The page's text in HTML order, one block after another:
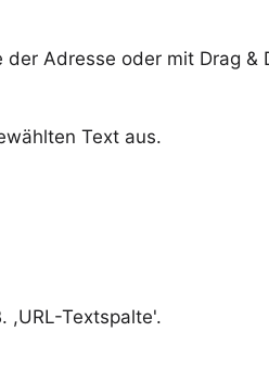
Adresse oder mit Drag &
Text aus.
,URL-Textspalte'.